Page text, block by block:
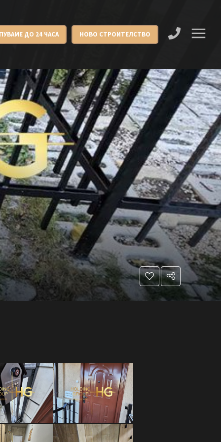
ДО 24 ЧАСА НОВО СТРОИТЕЛСТВО